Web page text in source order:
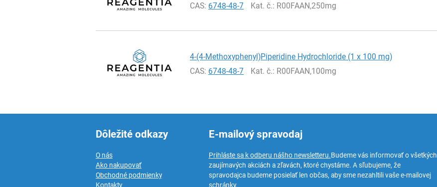
CAS: 6748-48-7 Kat. č.: R00FAAN,250mg
4-(4-Methoxyphenyl)Piperidine Hydrochloride (1 x 100 mg)
CAS: 6748-48-7 Kat. č.: R00FAAN,100mg
Dôležité odkazy
O nás
Ako nakupovať
Obchodné podmienky
Kontakty
E-mailový spravodaj
Prihláste sa k odberu nášho newsletteru.Budeme vás informovať o všetkých
zaujímavých akciách a zľavách, ktoré chystáme. A sľubujeme, že
spravodajca budeme posielať len občas, aby sme nezahltili vaše e-mailovej
schránky.